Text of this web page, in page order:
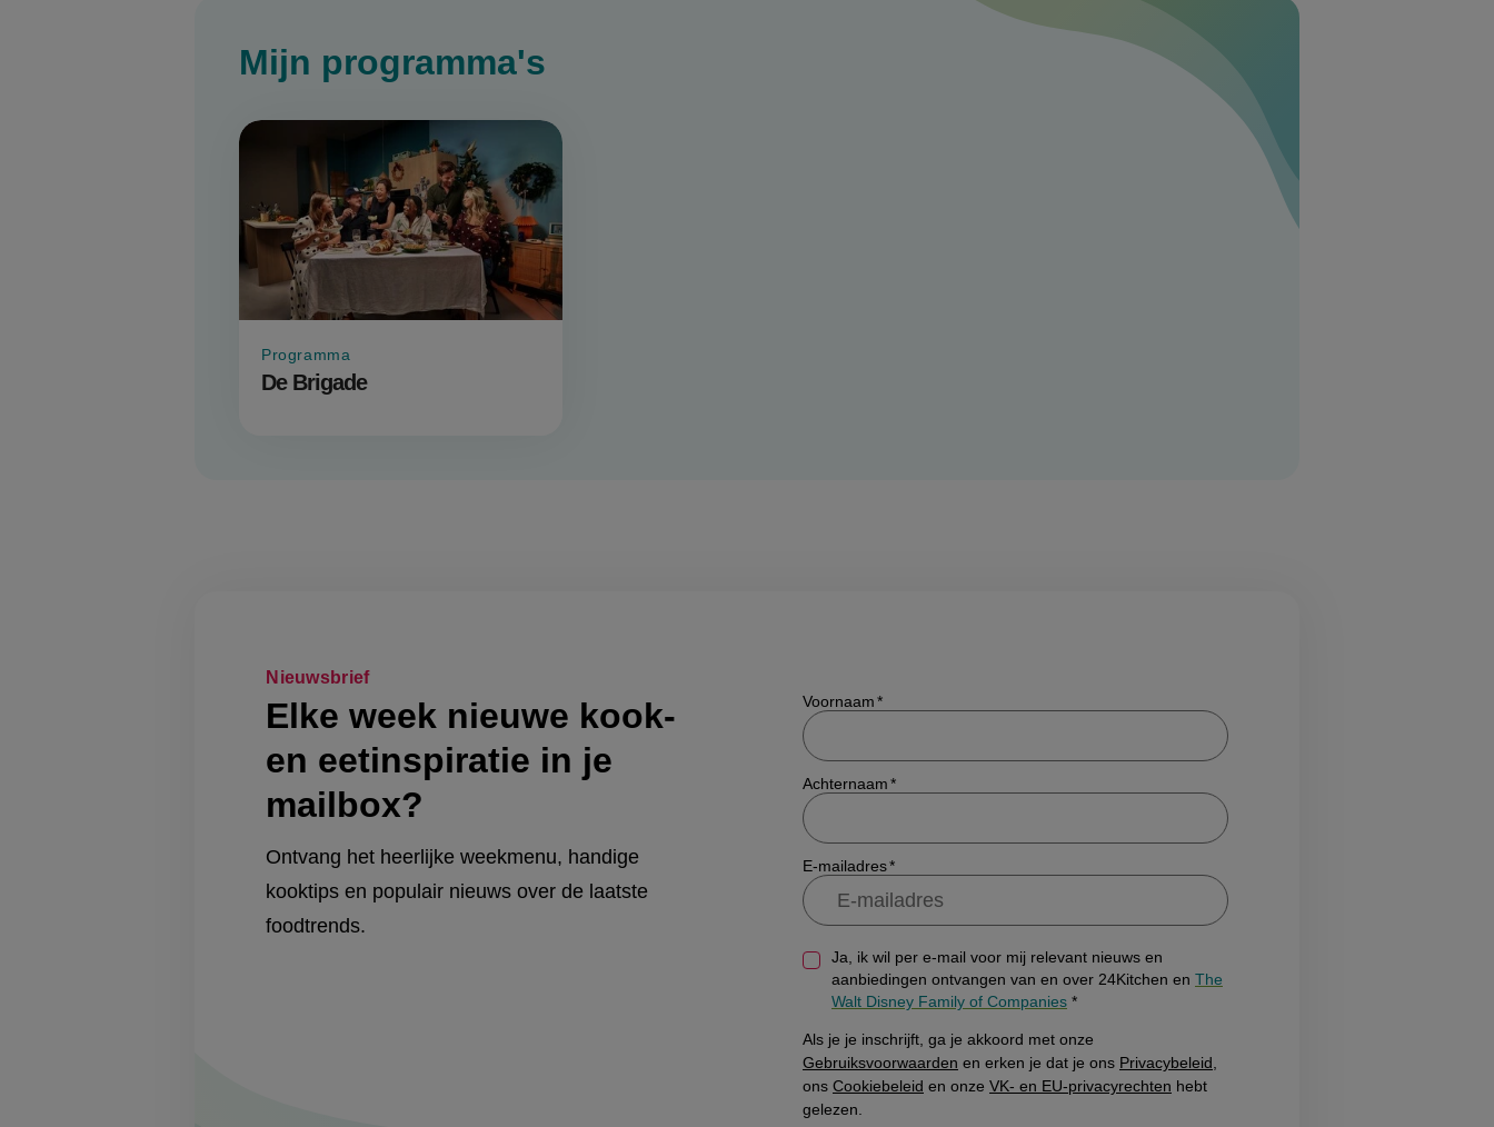
Mijn programma's
De Brigade
Programma
Nieuwsbrief
Elke week nieuwe kook-
en eetinspiratie in je
mailbox?
Ontvang het heerlijke weekmenu, handige
kooktips en populair nieuws over de laatste
foodtrends.
Show/hide
Voornaam
Achternaam
E-mailadres
Ja, ik wil per e-mail voor mij relevant nieuws en
aanbiedingen ontvangen van en over 24Kitchen en The
Walt Disney Family of Companies
Als je je inschrijft, ga je akkoord met onze
Gebruiksvoorwaarden en erken je dat je ons Privacybeleid,
ons Cookiebeleid en onze VK- en EU-privacyrechten hebt
gelezen.